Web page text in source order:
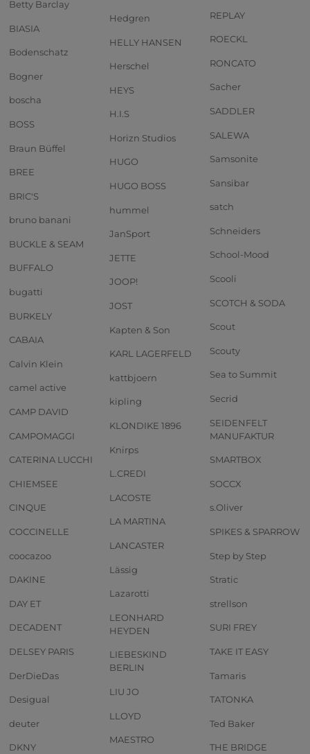
Betty Barclay
BIASIA
Bodenschatz
Bogner
boscha
BOSS
Braun Büffel
BREE
BRIC'S
bruno banani
BUCKLE & SEAM
BUFFALO
bugatti
BURKELY
CABAIA
Calvin Klein
camel active
CAMP DAVID
CAMPOMAGGI
CATERINA LUCCHI
CHIEMSEE
CINQUE
COCCINELLE
coocazoo
DAKINE
DAY ET
DECADENT
DELSEY PARIS
DerDieDas
Desigual
deuter
DKNY
Hedgren
HELLY HANSEN
Herschel
HEYS
H.I.S
Horizn Studios
HUGO
HUGO BOSS
hummel
JanSport
JETTE
JOOP!
JOST
Kapten & Son
KARL LAGERFELD
kattbjoern
kipling
KLONDIKE 1896
Knirps
L.CREDI
LACOSTE
LA MARTINA
LANCASTER
Lässig
Lazarotti
LEONHARD
HEYDEN
LIEBESKIND
BERLIN
LIU JO
LLOYD
MAESTRO
REPLAY
ROECKL
RONCATO
Sacher
SADDLER
SALEWA
Samsonite
Sansibar
satch
Schneiders
School-Mood
Scooli
SCOTCH & SODA
Scout
Scouty
Sea to Summit
Secrid
SEIDENFELT
MANUFAKTUR
SMARTBOX
SOCCX
s.Oliver
SPIKES & SPARROW
Step by Step
Stratic
strellson
SURI FREY
TAKE IT EASY
Tamaris
TATONKA
Ted Baker
THE BRIDGE